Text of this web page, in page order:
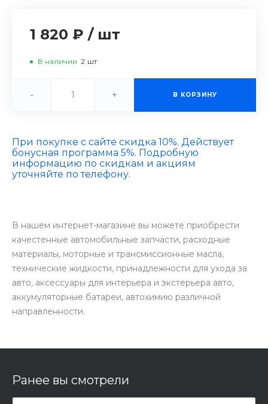
1 820 ₽ / шт
В наличии 2 шт
- + В КОРЗИНУ
При покупке с сайте скидка 10%. Действует
бонусная программа 5%. Подробную
информацию по скидкам и акциям
уточняйте по телефону.
В нашем интернет-магазине вы можете приобрести
качестенные автомобильные запчасти, расходные
материалы, моторные и трансмиссионные масла,
технические жидкости, принадлежности для ухода за
авто, аксессуары для интерьера и экстерьера авто,
аккумуляторные батареи, автохимию различной
направленности.
Ранее вы смотрели